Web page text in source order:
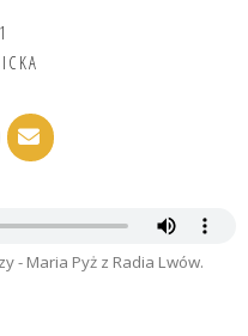
- Maria Pyż z Radia Lwów.